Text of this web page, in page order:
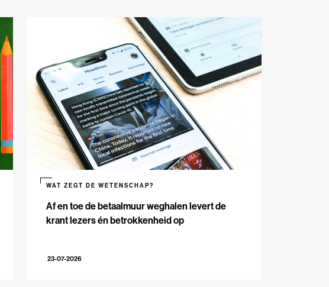
Af en toe de betaalmuur weghalen levert de
krant lezers én betrokkenheid op
WAT ZEGT DE WETENSCHAP?
23-07-2026